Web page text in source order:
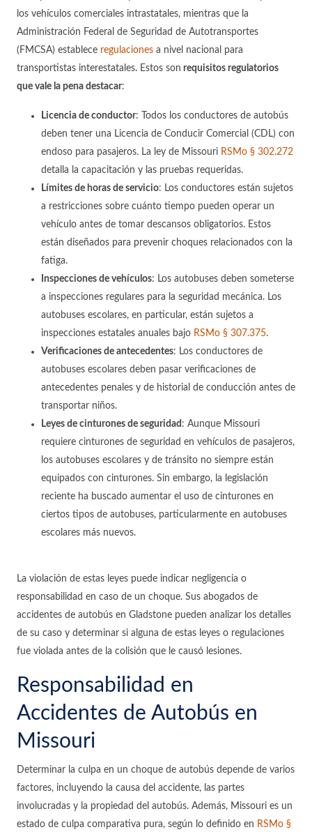
los vehículos comerciales intrastatales, mientras que la
Administración Federal de Seguridad de Autotransportes
(FMCSA) establece regulaciones a nivel nacional para
transportistas interestatales. Estos son requisitos regulatorios
que vale la pena destacar:
Licencia de conductor:
Todos los conductores de autobús
deben tener una Licencia de Conducir Comercial (CDL) con
endoso para pasajeros. La ley de Missouri RSMo § 302.272
detalla la capacitación y las pruebas requeridas.
Límites de horas de servicio: Los conductores están sujetos
a restricciones sobre cuánto tiempo pueden operar un
vehículo antes de tomar descansos obligatorios. Estos
están diseñados para prevenir choques relacionados con la
fatiga.
Inspecciones de vehículos: Los autobuses deben someterse
a inspecciones regulares para la seguridad mecánica. Los
autobuses escolares, en particular, están sujetos a
inspecciones estatales anuales bajo RSMo § 307.375.
Verificaciones de antecedentes: Los conductores de
autobuses escolares deben pasar verificaciones de
antecedentes penales y de historial de conducción antes de
transportar niños.
Leyes de cinturones de seguridad : Aunque Missouri
requiere cinturones de seguridad en vehículos de pasajeros,
los autobuses escolares y de tránsito no siempre están
equipados con cinturones. Sin embargo, la legislación
reciente ha buscado aumentar el uso de cinturones en
ciertos tipos de autobuses, particularmente en autobuses
escolares más nuevos.
La violación de estas leyes puede indicar negligencia o
responsabilidad en caso de un choque. Sus abogados de
accidentes de autobús en Gladstone pueden analizar los detalles
de su caso y determinar si alguna de estas leyes o regulaciones
fue violada antes de la colisión que le causó lesiones.
Responsabilidad en
Accidentes de Autobús en
Missouri
Determinar la culpa en un choque de autobús depende de varios
factores, incluyendo la causa del accidente, las partes
involucradas y la propiedad del autobús. Además, Missouri es un
estado de culpa comparativa pura, según lo definido en RSMo §